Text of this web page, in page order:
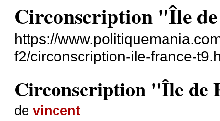
Circonscription "Île
https://
f2/circonscription-ile-france-
Circonscription "Île de
devincent